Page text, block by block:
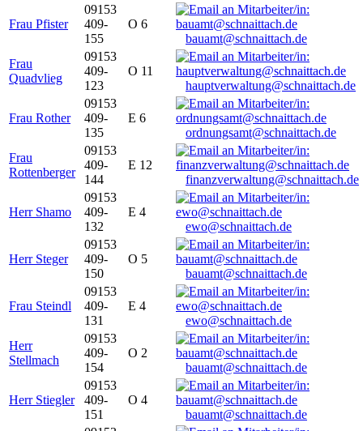
Frau Pfister
09153
409-
155
O 6
bauamt@schnaittach.de
Frau
Quadvlieg
09153
409-
123
O 11
hauptverwaltung@schnaittach.de
Frau Rother
09153
409-
135
E 6
ordnungsamt@schnaittach.de
Frau
Rottenberger
09153
409-
144
E 12
finanzverwaltung@schnaittach.de
Herr Shamo
09153
409-
132
E 4
ewo@schnaittach.de
Herr Steger
09153
409-
150
O 5
bauamt@schnaittach.de
Frau Steindl
09153
409-
131
E 4
ewo@schnaittach.de
Herr
Stellmach
09153
409-
154
O 2
bauamt@schnaittach.de
Herr Stiegler
09153
409-
151
O 4
bauamt@schnaittach.de